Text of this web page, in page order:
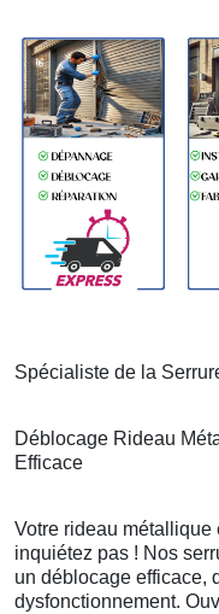
Spécialiste de la
Déblocage Rideau
Efficace
Votre rideau
inquiétez pas ! Nos
un déblocage efficace,
dysfonctionnement.